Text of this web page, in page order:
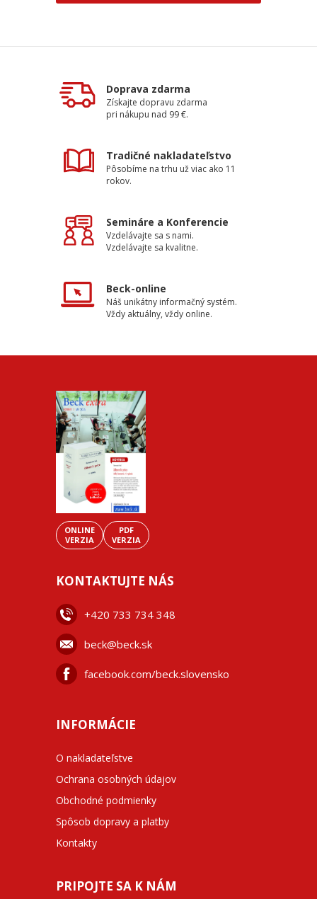
Doprava zdarma
Získajte dopravu zdarma
pri nákupu nad 99 €.
Tradičné nakladateľstvo
Pôsobíme na trhu už viac ako 11
rokov.
Semináre a Konferencie
Vzdelávajte sa s nami.
Vzdelávajte sa kvalitne.
Beck-online
Náš unikátny informačný systém.
Vždy aktuálny, vždy online.
ONLINE
VERZIA
PDF
VERZIA
KONTAKTUJTE NÁS
+420 733 734 348
beck@beck.sk
facebook.com/beck.slovensko
INFORMÁCIE
O nakladateľstve
Ochrana osobných údajov
Obchodné podmienky
Spôsob dopravy a platby
Kontakty
PRIPOJTE SA K NÁM